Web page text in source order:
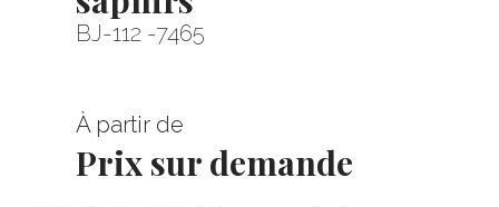
BJ-112 -7465
À partir de
Prix sur demande